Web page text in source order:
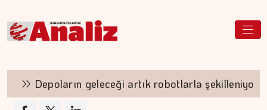
Depoların geleceği artık robotlarla şekilleniyor